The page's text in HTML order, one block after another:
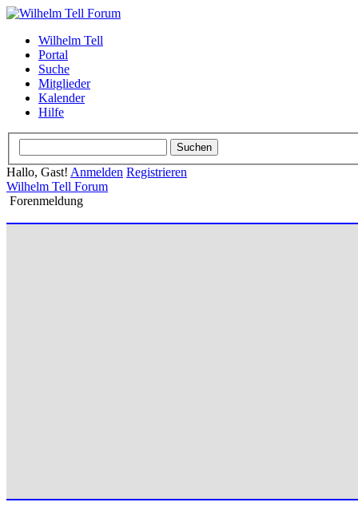
Wilhelm Tell
Portal
Suche
Mitglieder
Kalender
Hilfe
Hallo, Gast! Anmelden Registrieren
Wilhelm Tell Forum
Forenmeldung